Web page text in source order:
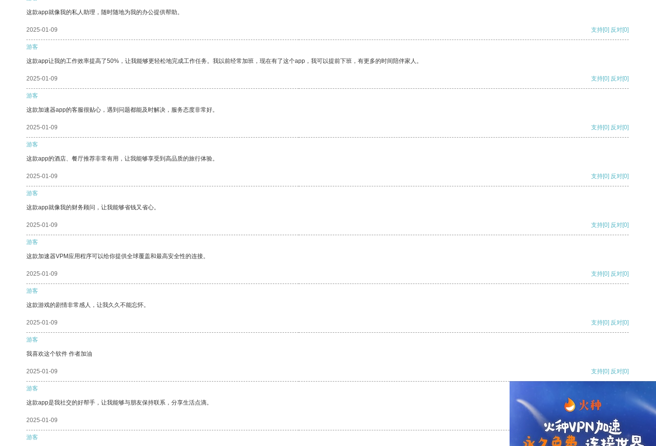
这款app就像我的私人助理，随时随地为我的办公提供帮助。
2025-01-09 支持[0] 反对[0]
游客
这款app让我的工作效率提高了50%，让我能够更轻松地完成工作任务。我以前经常加班，现在有了这个app，我可以提前下班，有更多的时间陪伴家人。
2025-01-09 支持[0] 反对[0]
游客
这款加速器app的客服很贴心，遇到问题都能及时解决，服务态度非常好。
2025-01-09 支持[0] 反对[0]
游客
这款app的酒店、餐厅推荐非常有用，让我能够享受到高品质的旅行体验。
2025-01-09 支持[0] 反对[0]
游客
这款app就像我的财务顾问，让我能够省钱又省心。
2025-01-09 支持[0] 反对[0]
游客
这款加速器VPM应用程序可以给你提供全球覆盖和最高安全性的连接。
2025-01-09 支持[0] 反对[0]
游客
这款游戏的剧情非常感人，让我久久不能忘怀。
2025-01-09 支持[0] 反对[0]
游客
我喜欢这个软件 作者加油
2025-01-09 支持[0] 反对[0]
游客
这款app是我社交的好帮手，让我能够与朋友保持联系，分享生活点滴。
2025-01-09 支持 反对
游客